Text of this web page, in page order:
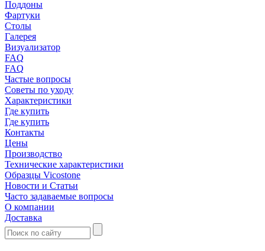
Поддоны
Фартуки
Столы
Галерея
Визуализатор
FAQ
FAQ
Частые вопросы
Советы по уходу
Характеристики
Где купить
Где купить
Контакты
Цены
Производство
Технические характеристики
Образцы Vicostone
Новости и Статьи
Часто задаваемые вопросы
О компании
Доставка